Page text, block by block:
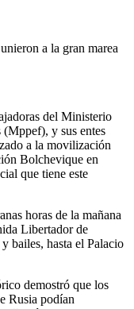
a la gran marea
del Ministerio
y sus entes
a la movilización
Bolchevique en
que tiene este
horas de la mañana
Libertador de
bailes, hasta el Palacio
demostró que los
Rusia podían